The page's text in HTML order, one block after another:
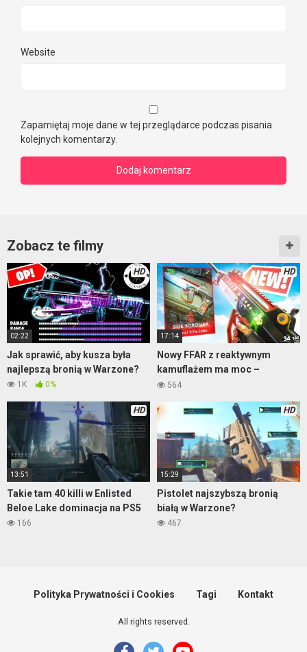
Website
Zapamiętaj moje dane w tej przeglądarce podczas pisania
kolejnych komentarzy.
Zobacz te filmy
HD
02:22
Jak sprawić, aby kusza była
najlepszą bronią w Warzone?
1K 0%
HD
17:14
Nowy FFAR z reaktywnym
kamuflażem ma moc –
Warzone
564
HD
13:51
Takie tam 40 killi w Enlisted
Beloe Lake dominacja na PS5
166
HD
15:29
Pistolet najszybszą bronią
białą w Warzone?
467
Polityka Prywatności i Cookies Tagi Kontakt
All rights reserved.